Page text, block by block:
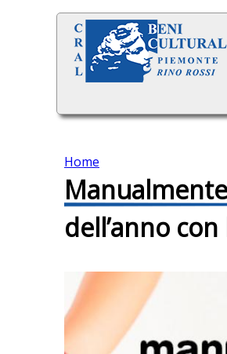
T
u
e
i
Home
dell’anno